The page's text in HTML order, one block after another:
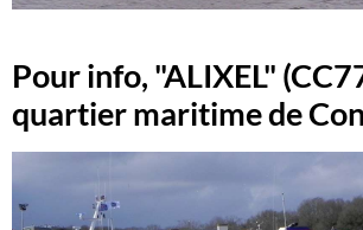
Pour info, "ALIXEL"
quartier maritime de